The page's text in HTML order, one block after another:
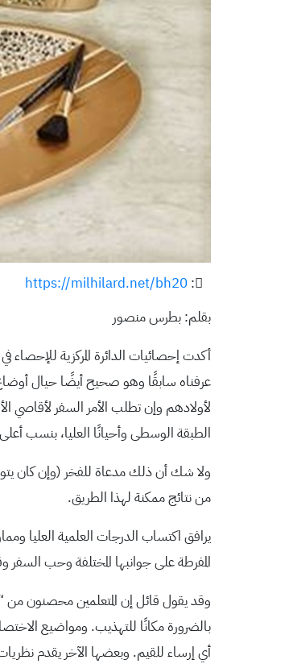
:
https://milhilard.net/bh20
بقلم: بطرس منصور
أكدت إحصائيات الدائرة المركزية
عرفناه سابقًا وهو صحيح أيضًا حيال
لأولادهم وإن تطلب الأمر السفر لأقاصي
الطبقة الوسطى وأحيانًا العليا، بنسب
ولا شك أن ذلك مدعاة للفخر (وإن كان
من نتائج ممكنة لهذا الطريق.
يرافق اكتساب الدرجات العلمية العليا
المفرطة على جوانبها المختلفة وحب السفر
وقد يقول قائل إن المتعلمين محصنون من
بالضرورة مكانًا للتهذيب. ومواضيع
أي إرساء للقيم. وبعضها الآخر يقدم